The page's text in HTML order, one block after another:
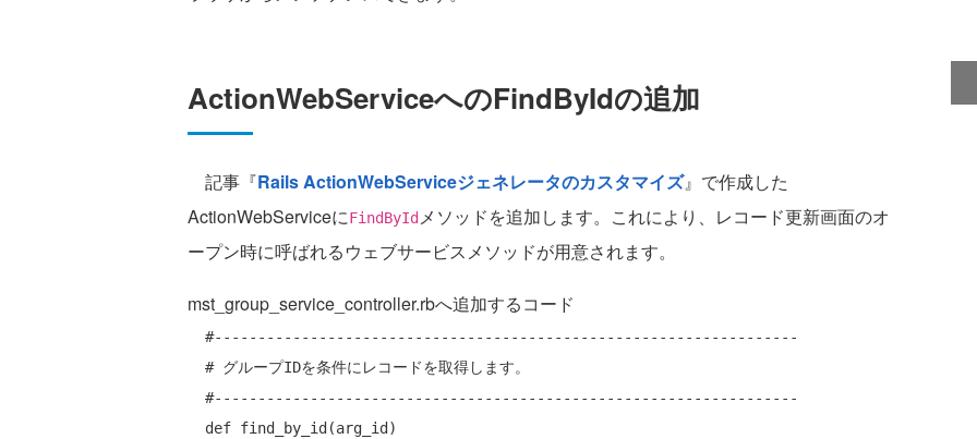
ActionWebServiceへのFindByIdの追加
記事『Rails ActionWebServiceジェネレータのカスタマイズ』で作成した
ActionWebServiceにFindById メソッドを追加します。これにより、レコード更新画面のオ
ープン時に呼ばれるウェブサービスメソッドが用意されます。
mst_group_service_controller.rbへ追加するコード
#-------------------------------------------------------------------
# グループIDを条件にレコードを取得します。
#-------------------------------------------------------------------
def find_by_id(arg_id)